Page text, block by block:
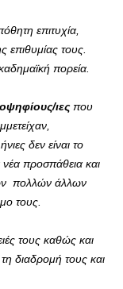
επιτυχία,
επιθυμίας τους.
πορεία.
ιες που
δεν είναι το
προσπάθεια και
πολλών άλλων
τους.
τους καθώς και
διαδρομή τους και